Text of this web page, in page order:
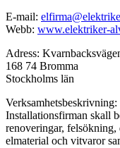
E-mail:
Webb: www.elektriker-
Adress:
168 74 Bromma
Stockholms län
Verksamhetsbeskrivning:
Installationsfirman skall
renoveringar,
elmaterial och vitvaror